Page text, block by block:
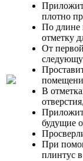
плотно
По длине
отметку
От
В
будущие
При
плинтус